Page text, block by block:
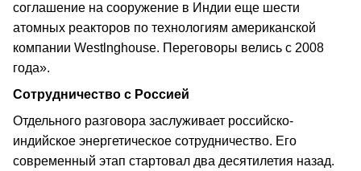
соглашение на сооружение в Индии еще шести
атомных реакторов по технологиям американской
компании Westlnghouse. Переговоры велись с 2008
года».
Сотрудничество с Россией
Отдельного разговора заслуживает российско-
индийское энергетическое сотрудничество. Его
современный этап стартовал два десятилетия назад.